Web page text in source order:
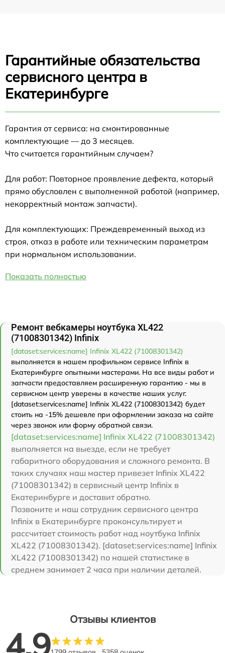
Гарантийные обязательства
сервисного центра в
Екатеринбурге
Гарантия от сервиса: на смонтированные
комплектующие — до 3 месяцев.
Что считается гарантийным случаем?
Для работ: Повторное проявление дефекта, который
прямо обусловлен с выполненной работой (например,
некорректный монтаж запчасти).
Для комплектующих: Преждевременный выход из
строя, отказ в работе или техническим параметрам
при нормальном использовании.
Показать полностью
Ремонт вебкамеры ноутбука XL422
(71008301342) Infinix
[dataset:services:name] Infinix XL422 (71008301342)
выполняется в нашем профильном сервисе Infinix в
Екатеринбурге опытными мастерами. На все виды работ и
запчасти предоставляем расширенную гарантию - мы в
сервисном центр уверены в качестве наших услуг.
[dataset:services:name] Infinix XL422 (71008301342) будет
стоить на -15% дешевле при оформлении заказа на сайте
через звонок или форму обратной связи.
[dataset:services:name] Infinix XL422 (71008301342)
выполняется на выезде, если не требует
габаритного оборудования и сложного ремонта. В
таких случаях наш мастер привезет Infinix XL422
(71008301342) в сервисный центр Infinix в
Екатеринбурге и доставит обратно.
Позвоните и наш сотрудник сервисного центра
Infinix в Екатеринбурге проконсультирует и
рассчитает стоимость работ над ноутбука Infinix
XL422 (71008301342). [dataset:services:name] Infinix
XL422 (71008301342) по нашей статистике в
среднем занимает 2 часа при наличии деталей.
Отзывы клиентов
4.9